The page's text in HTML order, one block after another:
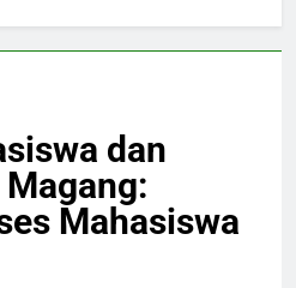
dan
Mahasiswa